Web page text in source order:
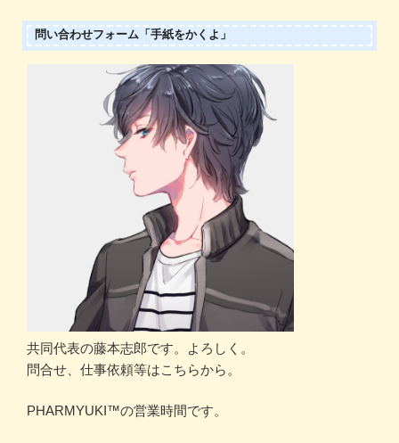
問い合わせフォーム「手紙をかくよ」
共同代表の藤本志郎です。よろしく。
問合せ、仕事依頼等はこちらから。
PHARMYUKI™の営業時間です。